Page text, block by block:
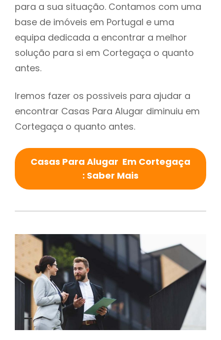
para a sua situação. Contamos com uma
base de imóveis em Portugal e uma
equipa dedicada a encontrar a melhor
solução para si em Cortegaça o quanto
antes.
Iremos fazer os possiveis para ajudar a
encontrar Casas Para Alugar diminuiu em
Cortegaça o quanto antes.
Casas Para Alugar Em Cortegaça
: Saber Mais